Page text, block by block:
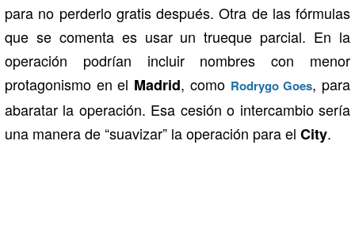
para no perderlo gratis después. Otra de las fórmulas
que se comenta es usar un trueque parcial. En la
operación podrían incluir nombres con menor
protagonismo en el Madrid, como Rodrygo Goes, para
abaratar la operación. Esa cesión o intercambio sería
una manera de “suavizar” la operación para el City.